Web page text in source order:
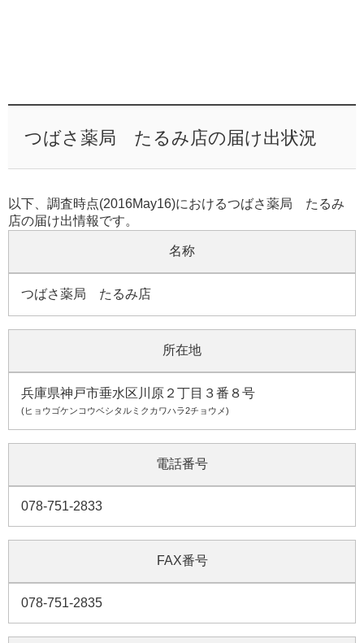
つばさ薬局 たるみ店の届け出状況
以下、調査時点(2016May16)におけるつばさ薬局 たるみ
店の届け出情報です。
名称
つばさ薬局 たるみ店
所在地
兵庫県神戸市垂水区川原２丁目３番８号
(ヒョウゴケンコウベシタルミクカワハラ2チョウメ)
電話番号
078-751-2833
FAX番号
078-751-2835